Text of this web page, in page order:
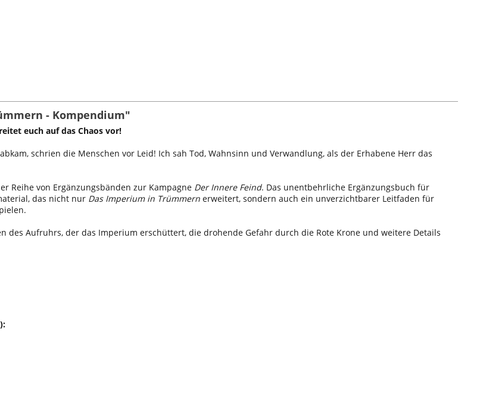
- Kompendium"
euch auf das Chaos vor!
schrien die Menschen vor Leid! Ich sah Tod, Wahnsinn und Verwandlung, als der Erhabene Herr das
Reihe von Ergänzungsbänden zur Kampagne Der Innere Feind. Das unentbehrliche Ergänzungsbuch für
das nicht nur Das Imperium in Trümmern erweitert, sondern auch ein unverzichtbarer Leitfaden für
Aufruhrs, der das Imperium erschüttert, die drohende Gefahr durch die Rote Krone und weitere Details